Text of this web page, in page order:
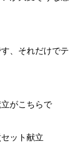
、それだけでテ
がこちらで